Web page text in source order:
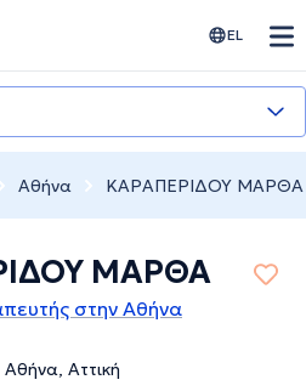
EL
Αθήνα ΚΑΡΑΠΕΡΙΔΟΥ ΜΑΡΘΑ
ΜΑΡΘΑ
στην Αθήνα
Αττική